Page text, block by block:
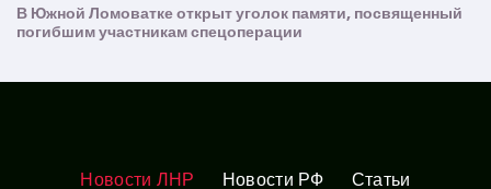
Новости ЛНР Новости РФ Статьи